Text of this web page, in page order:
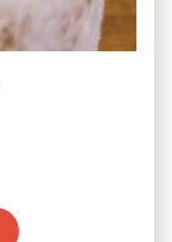
Ce